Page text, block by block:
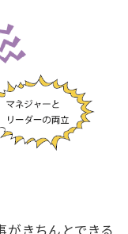
きちんとできる